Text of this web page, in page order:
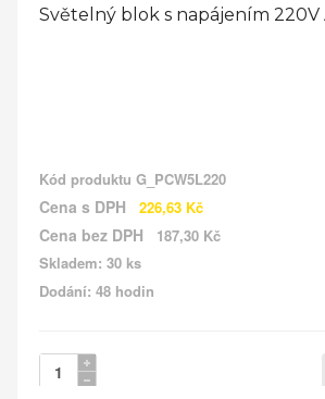
Kód produktu G_PCW5L220
Cena s DPH 226,63 Kč
Cena bez DPH
187,30 Kč
Skladem: 30 ks
Dodání: 48 hodin